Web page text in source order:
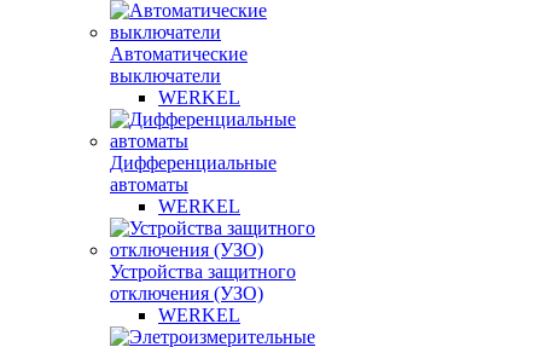
Автоматические
выключатели
WERKEL
Дифференциальные
автоматы
WERKEL
Устройства защитного
отключения (УЗО)
WERKEL